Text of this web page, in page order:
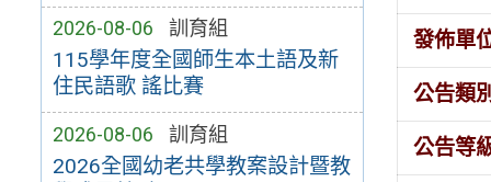
2026-08-06 訓育組
115學年度全國師生本土語及新
住民語歌 謠比賽
2026-08-06 訓育組
2026全國幼老共學教案設計暨教
發佈單
公告類
公告等